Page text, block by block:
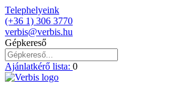
Telephelyeink
(+36 1) 306 3770
verbis@verbis.hu
Gépkereső
Ajánlatkérő lista: 0